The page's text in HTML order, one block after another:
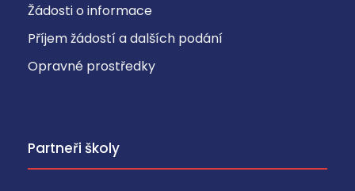
Žádosti o informace
Příjem žádostí a dalších podání
Opravné prostředky
Partneři školy